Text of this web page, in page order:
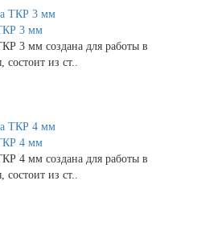
3 мм
3 мм создана для работы в
из ст..
4 мм
4 мм создана для работы в
состоит из ст..